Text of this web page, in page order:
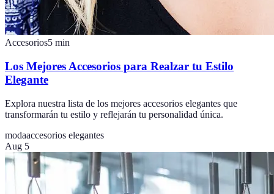
Accesorios5 min
Los Mejores Accesorios para Realzar tu Estilo
Elegante
Explora nuestra lista de los mejores accesorios elegantes que
transformarán tu estilo y reflejarán tu personalidad única.
modaaccesorios elegantes
Aug 5